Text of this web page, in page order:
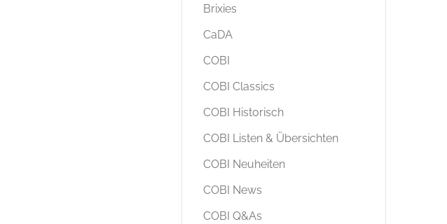
Brixies
CaDA
COBI
COBI Classics
COBI Historisch
COBI Listen & Übersichten
COBI Neuheiten
COBI News
COBI Q&As